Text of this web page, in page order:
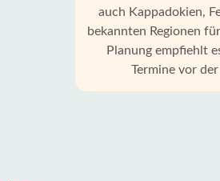
auch Kappadokien,
bekannten Regionen
Planung empfiehlt
Termine vor